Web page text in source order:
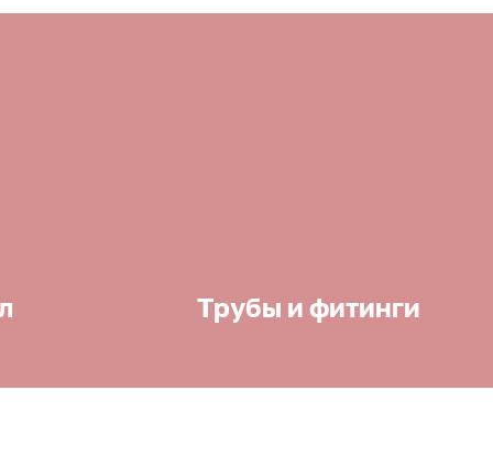
Трубы и фитинги